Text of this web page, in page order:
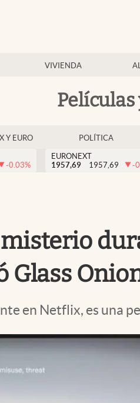
VIVIENDA
Películas
Y EURO POLÍTICA
-0.03%
EURONEXT
1957,69
1957,69 -
Glass
en Netflix, es una